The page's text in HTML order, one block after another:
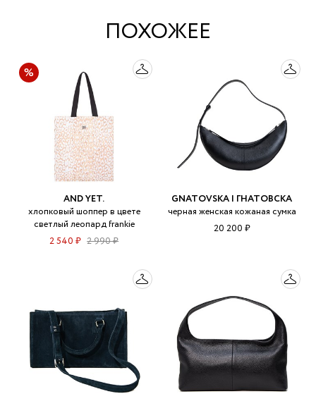
ПОХОЖЕЕ
AND YET.
хлопковый шоппер в цвете
светлый леопард frankie
2 540 ₽ 2 990 ₽
GNATOVSKA | ГНАТОВСКА
черная женская кожаная сумка
20 200 ₽